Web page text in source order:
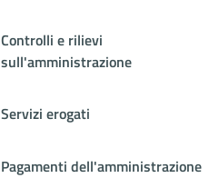
Controlli e rilievi
sull'amministrazione
Servizi erogati
Pagamenti dell'amministrazione